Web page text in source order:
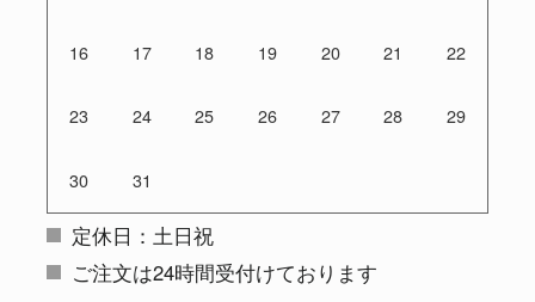
16 17 18 19 20 21 22
23 24 25 26 27 28 29
30 31
定休日：土日祝
ご注文は24時間受付けております